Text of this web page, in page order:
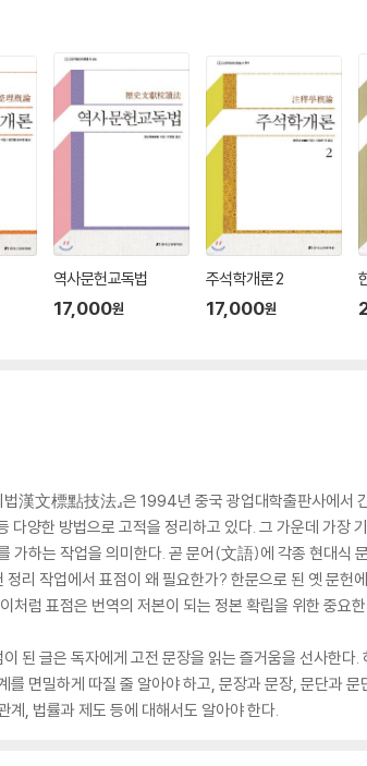
역사문헌교독법
17,000원
주석학개론 2
17,000원
법漢文標點技法』은 1994년 중국 광업대학출판사에
양한 방법으로 고적을 정리하고 있다. 그 가운데 가장
가하는 작업을 의미한다. 곧 문어(文語)에 각종 현대식
리 작업에서 표점이 왜 필요한가? 한문으로 된 옛 문헌
처럼 표점은 번역의 저본이 되는 정본 확립을 위한 중요
된 글은 독자에게 고전 문장을 읽는 즐거움을 선사한다
면밀하게 따질 줄 알아야 하고, 문장과 문장, 문단과
계, 법률과 제도 등에 대해서도 알아야 한다.